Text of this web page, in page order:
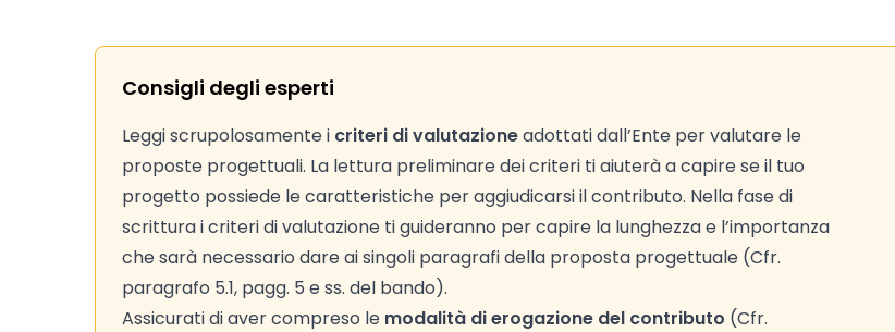
Consigli degli esperti
Leggi scrupolosamente i criteri di valutazioneadottati dall’Ente per valutare le
proposte progettuali. La lettura preliminare dei criteri ti aiuterà a capire se il tuo
progetto possiede le caratteristiche per aggiudicarsi il contributo. Nella fase di
scrittura i criteri di valutazione ti guideranno per capire la lunghezza e l’importanza
che sarà necessario dare ai singoli paragrafi della proposta progettuale (Cfr.
paragrafo 5.1, pagg. 5 e ss. del bando).
Assicurati di aver compreso le modalità di erogazione del contributo (Cfr.